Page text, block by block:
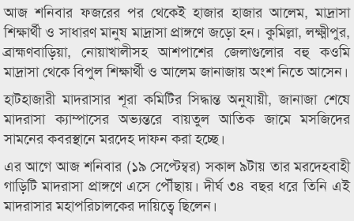
আজ শনিবার ফজরের পর থেকেই হাজার হাজার আলেম, মাদ্রাসা
শিক্ষার্থী ও সাধারণ মানুষ মাদ্রাসা প্রাঙ্গণে জড়ো হন। কুমিল্লা, লক্ষ্মীপুর,
ব্রাহ্মণবাড়িয়া, নোয়াখালীসহ আশপাশের জেলাগুলোর বহু কওমি
মাদ্রাসা থেকে বিপুল শিক্ষার্থী ও আলেম জানাজায় অংশ নিতে আসেন।
হাটহাজারী মাদরাসার শূরা কমিটির সিদ্ধান্ত অনুযায়ী, জানাজা শেষে
মাদরাসা ক্যাম্পাসের অভ্যন্তরে বায়তুল আতিক জামে মসজিদের
সামনের কবরস্থানে মরদেহ দাফন করা হচ্ছে।
এর আগে আজ শনিবার (১৯ সেপ্টেম্বর) সকাল ৯টায় তার মরদেহবাহী
গাড়িটি মাদরাসা প্রাঙ্গণে এসে পৌঁছায়। দীর্ঘ ৩৪ বছর ধরে তিনি এই
মাদরাসার মহাপরিচালকের দায়িত্বে ছিলেন।